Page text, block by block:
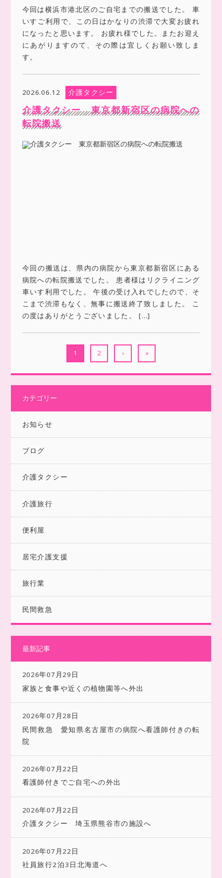
今回は横浜市港北区のご自宅までの搬送でした。 車
いすご利用で、この日はかなりの渋滞で大変お疲れ
になったと思います。 お疲れ様でした。またお迎え
にあがりますのて、その際は宜しくお願い致しま
す。
2026.06.12 介護タクシー
介護タクシー 東京都新宿区の病院への
転院搬送
今回の搬送は、県内の病院から東京都新宿区にある
病院への転院搬送でした。 患者様はリクライニング
車いす利用でした。 午後の受け入れでしたので、そ
こまで渋滞もなく、無事に搬送終了致しました。 こ
の度はありがとうございました。 […]
1 2 › »
カテゴリー
お知らせ
ブログ
介護タクシー
介護旅行
便利屋
居宅介護支援
旅行業
民間救急
最新記事
2026年07月29日
家族と食事や近くの植物園等へ外出
2026年07月28日
民間救急 愛知県名古屋市の病院へ看護師付きの転
院
2026年07月22日
看護師付きでご自宅への外出
2026年07月22日
介護タクシー 埼玉県熊谷市の施設へ
2026年07月22日
社員旅行2泊3日北海道へ